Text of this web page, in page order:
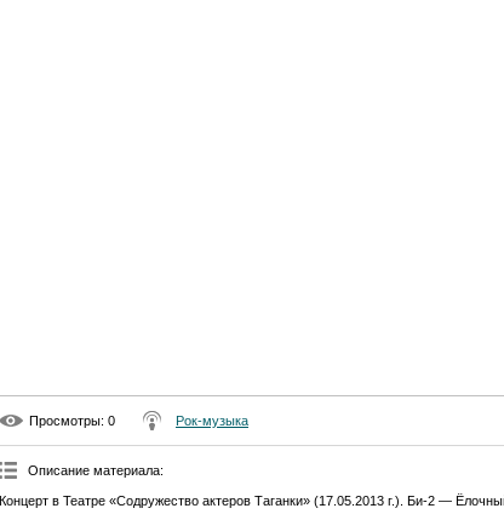
Просмотры: 0 Рок-музыка
Описание материала:
Концерт в Театре «Содружество актеров Таганки» (17.05.2013 г.). Би-2 —